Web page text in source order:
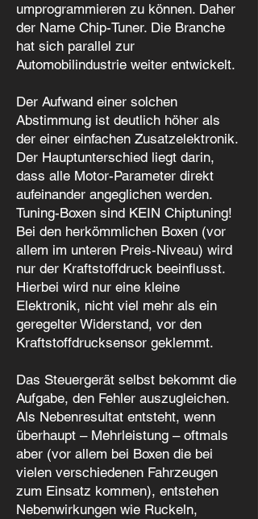
umprogrammieren zu können. Daher
der Name Chip-Tuner. Die Branche
hat sich parallel zur
Automobilindustrie weiter entwickelt.
Der Aufwand einer solchen
Abstimmung ist deutlich höher als
der einer einfachen Zusatzelektronik.
Der Hauptunterschied liegt darin,
dass alle Motor-Parameter direkt
aufeinander angeglichen werden.
Tuning-Boxen sind KEIN Chiptuning!
Bei den herkömmlichen Boxen (vor
allem im unteren Preis-Niveau) wird
nur der Kraftstoffdruck beeinflusst.
Hierbei wird nur eine kleine
Elektronik, nicht viel mehr als ein
geregelter Widerstand, vor den
Kraftstoffdrucksensor geklemmt.
Das Steuergerät selbst bekommt die
Aufgabe, den Fehler auszugleichen.
Als Nebenresultat entsteht, wenn
überhaupt – Mehrleistung – oftmals
aber (vor allem bei Boxen die bei
vielen verschiedenen Fahrzeugen
zum Einsatz kommen), entstehen
Nebenwirkungen wie Ruckeln,